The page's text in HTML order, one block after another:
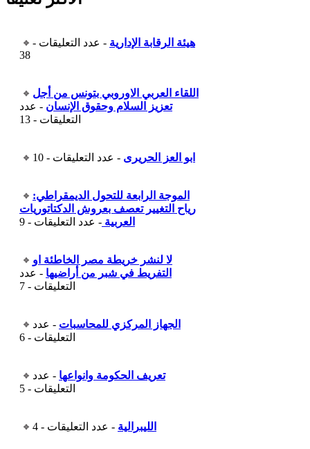
هيئة الرقابة الإدارية - عدد التعليقات -
38
اللقاء العربي الاوروبي بتونس من أجل
تعزيز السلام وحقوق الإنسان - عدد
التعليقات - 13
ابو العز الحريرى - عدد التعليقات - 10
الموجة الرابعة للتحول الديمقراطي:
رياح التغيير تعصف بعروش الدكتاتوريات
العربية - عدد التعليقات - 9
لا لنشر خريطة مصر الخاطئة او
التفريط في شبر من أراضيها - عدد
التعليقات - 7
الجهاز المركزي للمحاسبات - عدد
التعليقات - 6
تعريف الحكومة وانواعها - عدد
التعليقات - 5
الليبرالية - عدد التعليقات - 4